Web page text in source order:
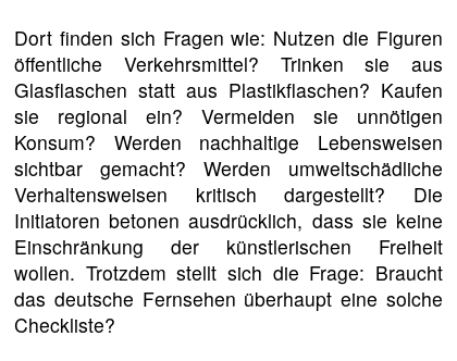
Dort finden sich Fragen wie: Nutzen die Figuren
öffentliche Verkehrsmittel? Trinken sie aus
Glasflaschen statt aus Plastikflaschen? Kaufen
sie regional ein? Vermeiden sie unnötigen
Konsum? Werden nachhaltige Lebensweisen
sichtbar gemacht? Werden umweltschädliche
Verhaltensweisen kritisch dargestellt? Die
Initiatoren betonen ausdrücklich, dass sie keine
Einschränkung der künstlerischen Freiheit
wollen. Trotzdem stellt sich die Frage: Braucht
das deutsche Fernsehen überhaupt eine solche
Checkliste?